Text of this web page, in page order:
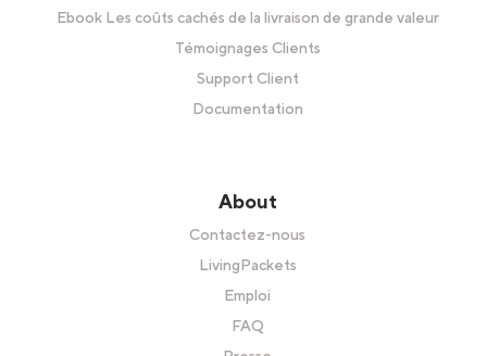
Ebook Les coûts cachés de la livraison de grande valeur
Témoignages Clients
Support Client
Documentation
About
Contactez-nous
LivingPackets
Emploi
FAQ